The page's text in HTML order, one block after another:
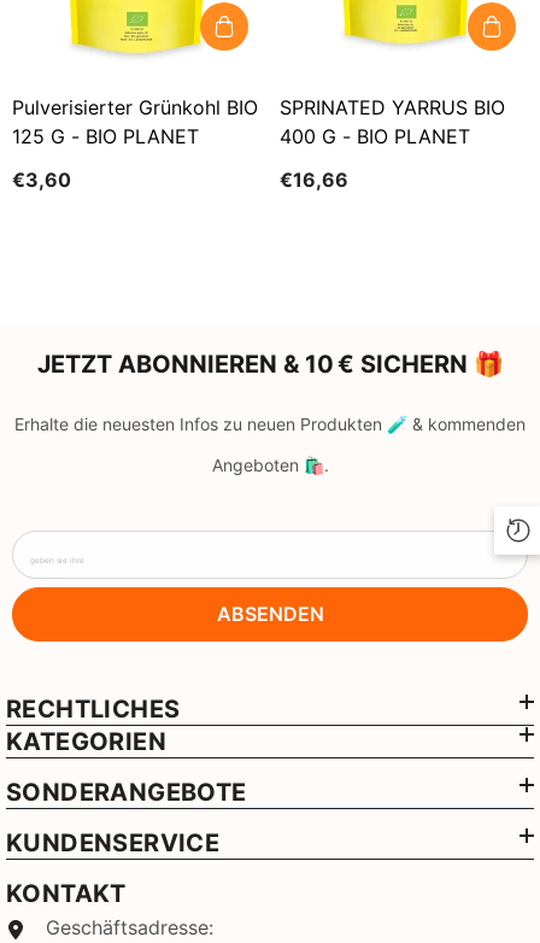
Pulverisierter Grünkohl BIO
125 G - BIO PLANET
€3,60
SPRINATED YARRUS BIO
400 G - BIO PLANET
€16,66
JETZT ABONNIEREN & 10 € SICHERN 🎁
Erhalte die neuesten Infos zu neuen Produkten 🧪 & kommenden
Angeboten 🛍️.
geben sie ihre
ABSENDEN
RECHTLICHES
KATEGORIEN
SONDERANGEBOTE
KUNDENSERVICE
KONTAKT
Geschäftsadresse: